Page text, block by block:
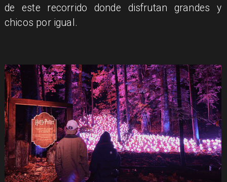
de este recorrido donde disfrutan grandes y
chicos por igual.